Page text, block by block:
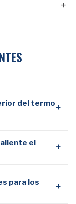
del termo+
el
+
para los
+